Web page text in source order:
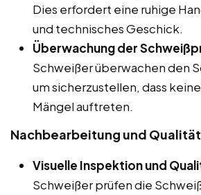
Dies erfordert eine ruhige
und technisches Geschick.
Überwachung der
Schweißer überwachen den
um sicherzustellen, dass
Mängel auftreten.
Nachbearbeitung und
Visuelle Inspektion und
Schweißer prüfen die